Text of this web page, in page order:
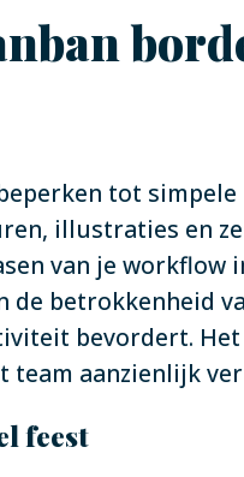
tot
illustraties en
van je
de betrokkenheid
bevordert.
team aanzienlijk
feest